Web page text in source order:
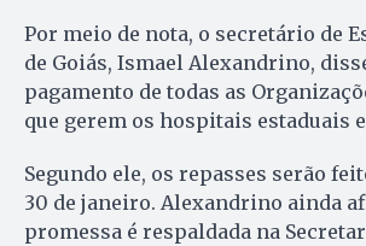
Por meio de nota, o secretário de
de Goiás, Ismael Alexandrino,
pagamento de todas as
que gerem os hospitais estaduais
Segundo ele, os repasses serão
30 de janeiro. Alexandrino ainda
promessa é respaldada na